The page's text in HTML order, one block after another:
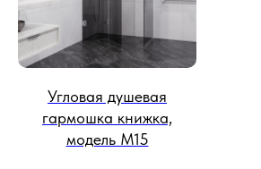
Угловая душевая
гармошка книжка,
модель М15